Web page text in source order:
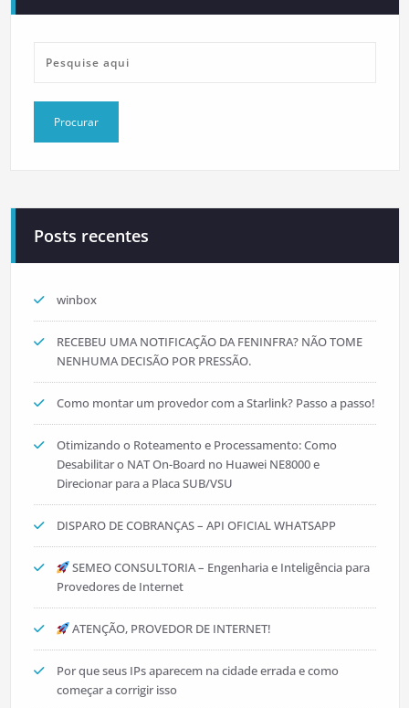
Posts recentes
winbox
RECEBEU UMA NOTIFICAÇÃO DA FENINFRA? NÃO TOME
NENHUMA DECISÃO POR PRESSÃO.
Como montar um provedor com a Starlink? Passo a passo!
Otimizando o Roteamento e Processamento: Como
Desabilitar o NAT On-Board no Huawei NE8000 e
Direcionar para a Placa SUB/VSU
DISPARO DE COBRANÇAS – API OFICIAL WHATSAPP
SEMEO CONSULTORIA – Engenharia e Inteligência para
Provedores de Internet
ATENÇÃO, PROVEDOR DE INTERNET!
Por que seus IPs aparecem na cidade errada e como
começar a corrigir isso